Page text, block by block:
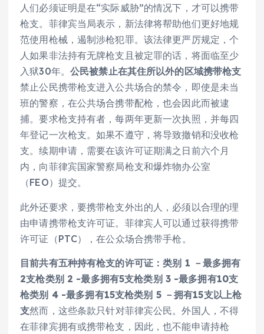
人们必须证明是在“实际威胁”的情况下，才可以携带
枪支。菲律宾当局表示，新法律将帮助他们更好地规
范使用枪械，遏制涉枪犯罪。该法律更严厉规定，个
人如果非法持有无牌枪支且被定罪的话，将面临至少
入狱30年。 公民被禁止在其住所以外的区域携带枪支
禁止公民携带枪支进入公共场合的禁令，即使是未当
班的警察，在公共场合携带配枪，也会因此而被逮
捕。要求枪支持有者，每两年更新一次执照，并每四
年登记一次枪支。如果不遵守，将导致撤销和没收枪
支。续期申请，需要在该许可证期满之日前六个月
内，向菲律宾国家警察局枪支和爆炸物办公室
（FEO）提交。
此外还要求，要携带枪支外出的人，必须以合理的理
由申请携带枪支许可证。菲律宾人可以通过获得携带
许可证（PTC），在公众场合携带手枪。
目前共有五种持有枪支的许可证：类别 1 －最多拥有
2支枪类别 2 -最多拥有5支枪类别 3 -最多拥有10支
枪类别 4 -最多拥有15支枪类别 5 －拥有15支以上枪
支然而，这些条款只针对菲律宾公民。外国人，不得
在菲律宾拥有或携带枪支，因此，也不能申请持枪